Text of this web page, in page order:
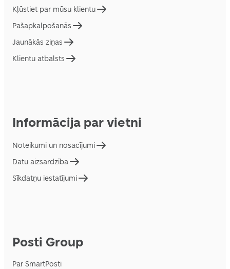
Kļūstiet par mūsu klientu
Pašapkalpošanās
Jaunākās ziņas
Klientu atbalsts
Informācija par vietni
Noteikumi un nosacījumi
Datu aizsardzība
Sīkdatņu iestatījumi
Posti Group
Par SmartPosti